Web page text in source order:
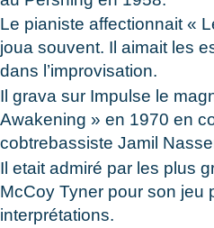
Le pianiste affectionnait «
joua souvent. Il aimait les
dans l’improvisation.
Il grava sur Impulse le
Awakening » en 1970 en
cobtrebassiste Jamil
Il etait admiré par les plus
McCoy Tyner pour son jeu
interprétations.